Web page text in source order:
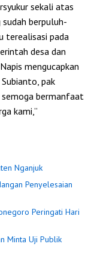
sekali atas
berpuluh-
terealisasi pada
desa dan
mengucapkan
pak
bermanfaat
kami,”
Nganjuk
Penyelesaian
Peringati Hari
Minta Uji Publik